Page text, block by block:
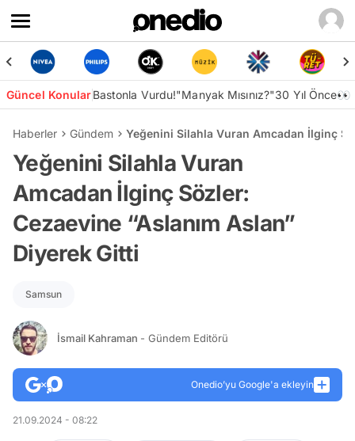
Güncel KonularBastonla Vurdu!"Manyak Mısınız?"30 Yıl Önce👀
Haberler Gündem Yeğenini Silahla Vuran Amcadan İlginç
Yeğenini Silahla Vuran
Amcadan İlginç Sözler:
Cezaevine “Aslanım Aslan”
Diyerek Gitti
Samsun
İsmail Kahraman - Gündem Editörü
Onedio’yu Google'a ekleyin
21.09.2024 - 08:22